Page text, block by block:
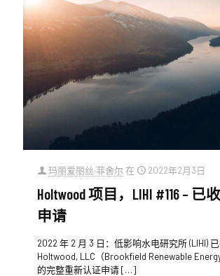
玛丽爱丽丝·菲舍尔 在 2022年2月3日
Holtwood 项目，LIHI #116 – 已
申请
2022 年 2 月 3 日：低影响水电研究所 (LIHI) 已
Holtwood, LLC（Brookfield Renewable
的完整重新认证申请[…]